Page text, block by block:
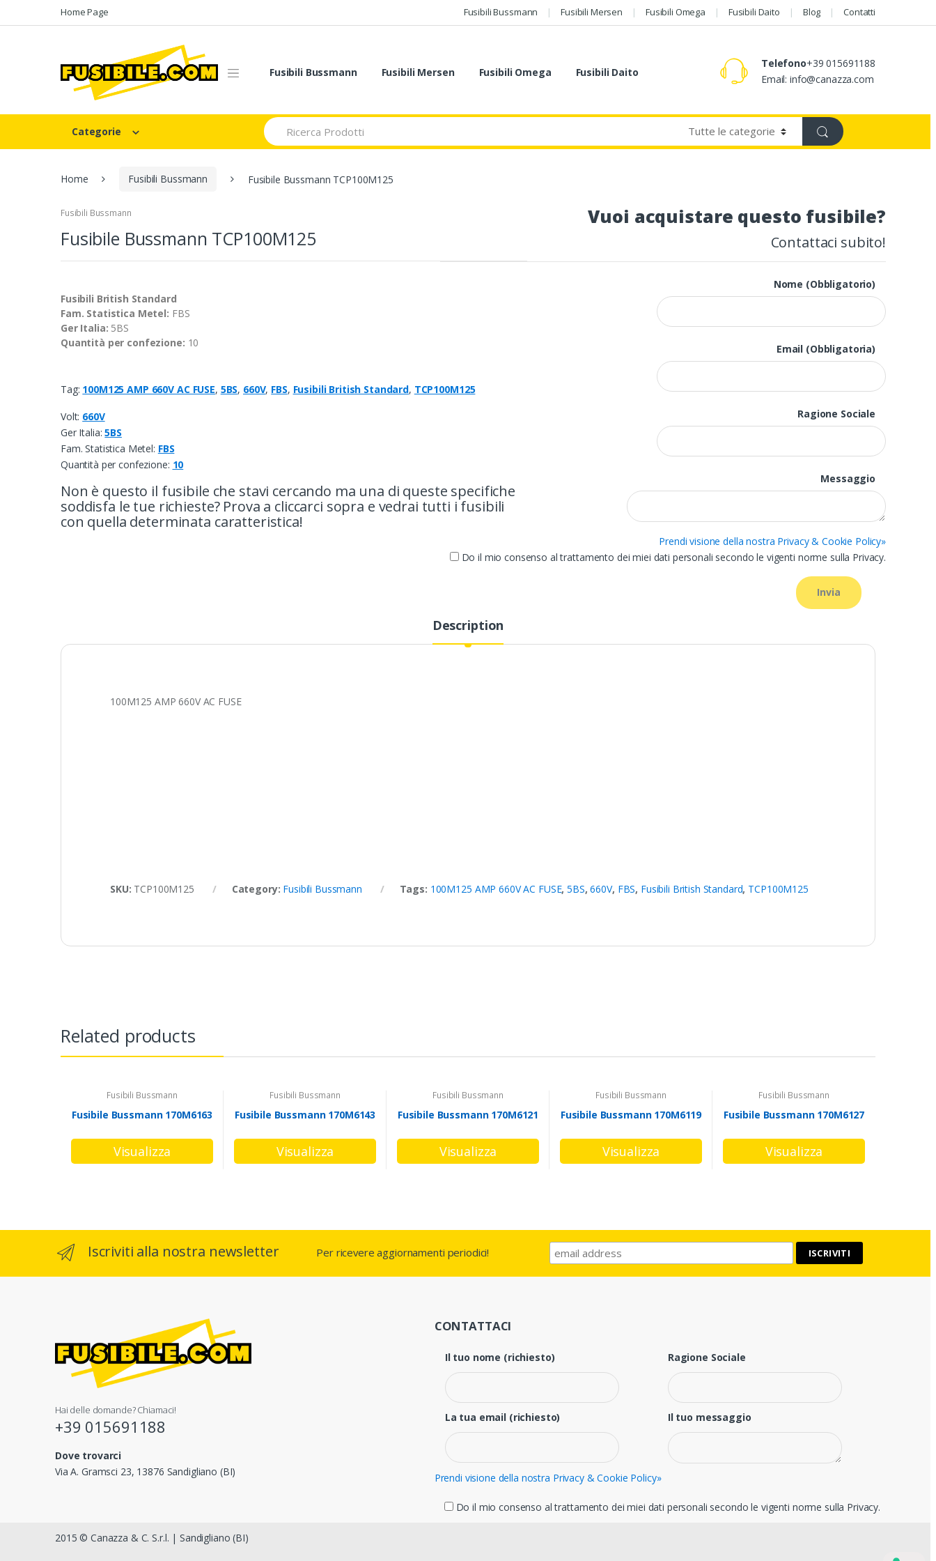
to
to
Home Page Fusibili Bussmann Fusibili Mersen Fusibili Omega Fusibili Daito Blog Contatti
Fusibili Bussmann Fusibili Mersen Fusibili Omega Fusibili Daito
Telefono+39 015691188
Email: info@canazza.com
Categorie
Search
for:
Home Fusibili Bussmann Fusibile Bussmann TCP100M125
Fusibili Bussmann
Fusibile Bussmann TCP100M125
Vuoi acquistare questo fusibile?
Contattaci subito!
Nome (Obbligatorio)
Email (Obbligatoria)
Ragione Sociale
Messaggio
Prendi visione della nostra Privacy & Cookie Policy»
Do il mio consenso al trattamento dei miei dati personali secondo le vigenti norme sulla Privacy.
Fusibili British Standard
Fam. Statistica Metel: FBS
Ger Italia: 5BS
Quantità per confezione: 10
Tag: 100M125 AMP 660V AC FUSE, 5BS, 660V, FBS, Fusibili British Standard, TCP100M125
Volt: 660V
Ger Italia:5BS
Fam. Statistica Metel: FBS
Quantità per confezione: 10
Non è questo il fusibile che stavi cercando ma una di queste specifiche
soddisfa le tue richieste? Prova a cliccarci sopra e vedrai tutti i fusibili
con quella determinata caratteristica!
Description
100M125 AMP 660V AC FUSE
SKU: TCP100M125 Category: Fusibili Bussmann Tags: 100M125 AMP 660V AC FUSE,5BS,660V, FBS, Fusibili British Standard, TCP100M125
Related products
Fusibili Bussmann
Fusibile Bussmann 170M6163
Fusibili Bussmann
Fusibile Bussmann 170M6143
Fusibili Bussmann
Fusibile Bussmann 170M6121
Fusibili Bussmann
Fusibile Bussmann 170M6119
Fusibili Bussmann
Fusibile Bussmann 170M6127
Iscriviti alla nostra newsletter Per ricevere aggiornamenti periodici!
Hai delle domande? Chiamaci!
+39 015691188
Dove trovarci
Via A. Gramsci 23, 13876 Sandigliano (BI)
CONTATTACI
Il tuo nome (richiesto)
La tua email (richiesto)
Ragione Sociale
Il tuo messaggio
Prendi visione della nostra Privacy & Cookie Policy»
Do il mio consenso al trattamento dei miei dati personali secondo le vigenti norme sulla Privacy.
2015 © Canazza & C. S.r.l. | Sandigliano (BI)